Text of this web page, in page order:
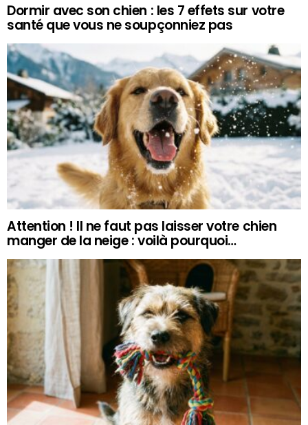
Dormir avec son chien : les 7 effets sur votre
santé que vous ne soupçonniez pas
Attention ! Il ne faut pas laisser votre chien
manger de la neige : voilà pourquoi…